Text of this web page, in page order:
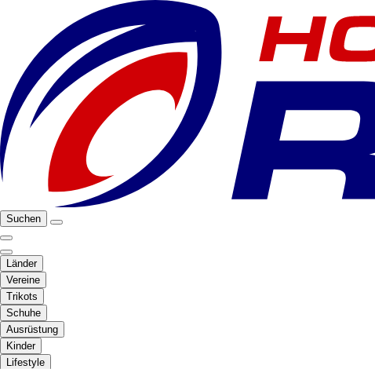
Suchen
Länder
Vereine
Trikots
Schuhe
Ausrüstung
Kinder
Lifestyle